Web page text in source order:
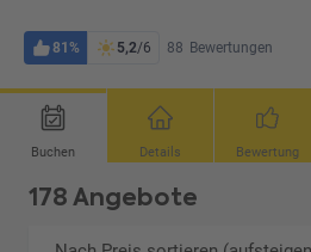
81% 5,2/6 88 Bewertungen
Buchen Details Bewertung
178 Angebote